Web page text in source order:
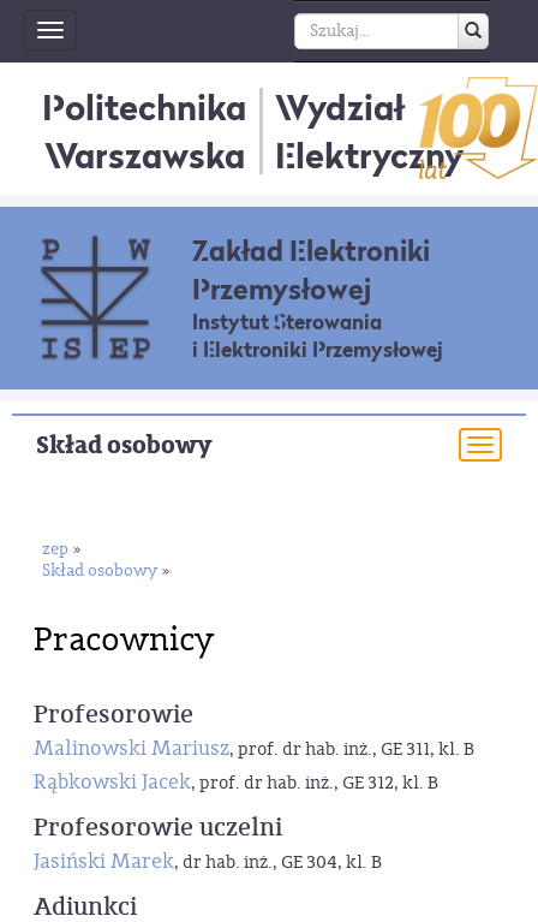
Toggle
navigation
Politechnika
Warszawska
Wydział
Elektryczny
Zakład Elektroniki
Przemysłowej
Instytut Sterowania
i Elektroniki Przemysłowej
Skład osobowy
zep »
Skład osobowy »
Pracownicy
Profesorowie
Malinowski Mariusz, prof. dr hab. inż., GE 311, kl. B
Rąbkowski Jacek, prof. dr hab. inż., GE 312, kl. B
Profesorowie uczelni
Jasiński Marek, dr hab. inż., GE 304, kl. B
Adiunkci